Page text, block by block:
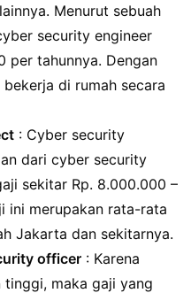
Menurut sebuah
security engineer
per tahunnya. Dengan
di rumah secara
: Cyber security
dari cyber security
sekitar Rp. 8.000.000 –
ini merupakan rata-rata
Jakarta dan sekitarnya.
officer : Karena
maka gaji yang